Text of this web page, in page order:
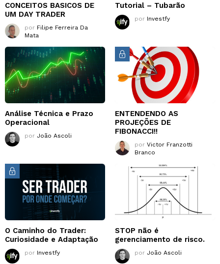
CONCEITOS BASICOS DE
UM DAY TRADER
por Filipe Ferreira Da
Mata
Tutorial – Tubarão
por Investfy
Análise Técnica e Prazo
Operacional
por João Ascoli
ENTENDENDO AS
PROJEÇÕES DE
FIBONACCI!!
por Victor Franzotti
Branco
O Caminho do Trader:
Curiosidade e Adaptação
por Investfy
STOP não é
gerenciamento de risco.
por João Ascoli